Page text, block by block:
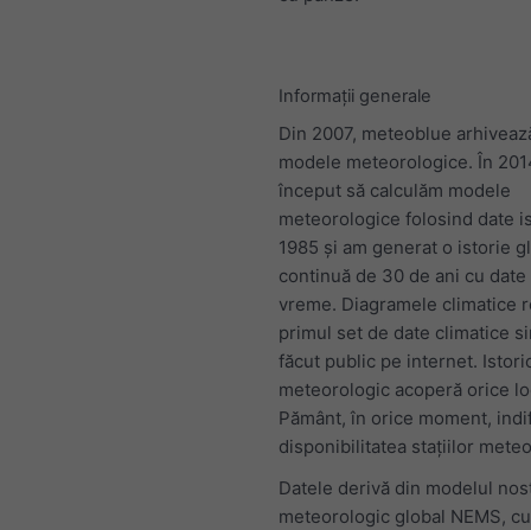
Informații generale
Din 2007, meteoblue
modele meteorologice. În
început să calculăm modele
meteorologice folosind date
1985 și am generat o istorie
continuă de 30 de ani cu
vreme. Diagramele climatice
primul set de date climatice
făcut public pe internet.
meteorologic acoperă orice
Pământ, în orice moment,
disponibilitatea stațiilor
Datele derivă din modelul
meteorologic global NEMS,